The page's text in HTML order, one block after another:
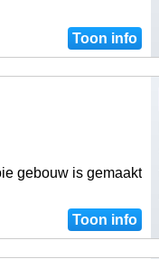
Toon info
gebouw is gemaakt
Toon info